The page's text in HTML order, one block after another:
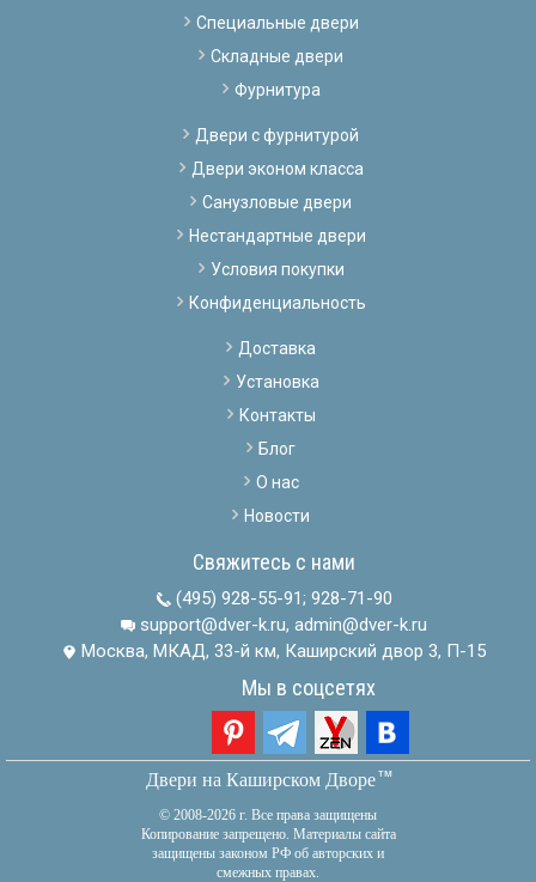
Специальные двери
Складные двери
Фурнитура
Двери с фурнитурой
Двери эконом класса
Санузловые двери
Нестандартные двери
Условия покупки
Конфиденциальность
Доставка
Установка
Контакты
Блог
О нас
Новости
Свяжитесь с нами
(495) 928-55-91; 928-71-90
support@dver-k.ru, admin@dver-k.ru
Москва, МКАД, 33-й км, Каширский двор 3, П-15
Мы в соцсетях
Двери на Каширском Дворетм
© 2008-2026 г. Все права защищены
Копирование запрещено. Материалы сайта
защищены законом РФ об авторских и
смежных правах.